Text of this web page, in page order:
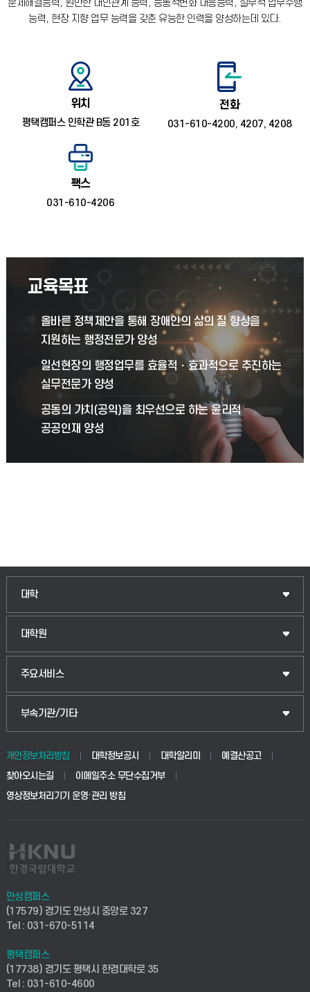
문제해결능력, 원만한 대인관계 능력, 능동적변화 대응능력, 실무적 업무수행
능력, 현장 지향 업무 능력을 갖춘 유능한 인력을 양성하는데 있다.
위치
평택캠퍼스 인학관 B동 201호
전화
031-610-4200, 4207, 4208
팩스
031-610-4206
교육목표
올바른 정책제안을 통해 장애인의 삶의 질 향상을
지원하는 행정전문가 양성
일선현장의 행정업무를 효율적・효과적으로 추진하는
실무전문가 양성
공동의 가치(공익)을 최우선으로 하는 윤리적
공공인재 양성
대학
인문융합공공인재학부
법경영학부
생명공학부
사회안전시스템공학부
컴퓨터응용수학부
ICT로봇기계공학부
전자전기공학부
대학원
일반대학원
산업대학원
공공정책대학원
교육대학원
주요서비스
입학안내
웹메일
학사시스템(전문학사 및 전공심화)
사이버캠퍼스(전문학사 및 전공심화)
시설바로처리서비스
연구실안전관리시스템
산학연구관리시스템
부속기관/기타
중앙도서관
학생생활관(안성)
산학협력단
취업지원센터
창업지원센터
현장실습지원센터
개인정보처리방침 대학정보공시 대학알리미
예결산공고
찾아오시는길
이메일주소 무단수집거부
영상정보처리기기 운영·관리 방침
안성캠퍼스
(17579) 경기도 안성시 중앙로 327
Tel : 031-670-5114
평택캠퍼스
(17738) 경기도 평택시 한경대학로 35
Tel : 031-610-4600